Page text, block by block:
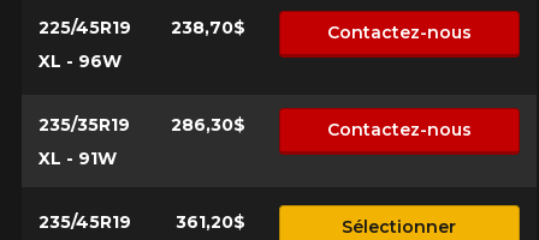
225/45R19
XL - 96W
238,70$ Contactez-nous
235/35R19
XL - 91W
286,30$ Contactez-nous
235/45R19
361,20$ Sélectionner